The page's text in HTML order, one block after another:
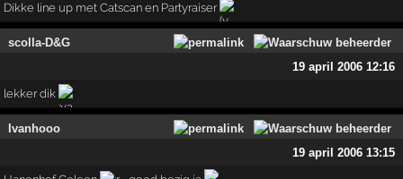
Dikke line up met Catscan en Partyraiser
scolla-D&G
19 april 2006 12:16
lekker dik
Ivanhooo
19 april 2006 13:15